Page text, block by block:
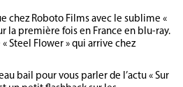
chez Roboto Films avec le sublime «
la première fois en France en blu-ray.
Steel Flower » qui arrive chez
bail pour vous parler de l’actu « Sur